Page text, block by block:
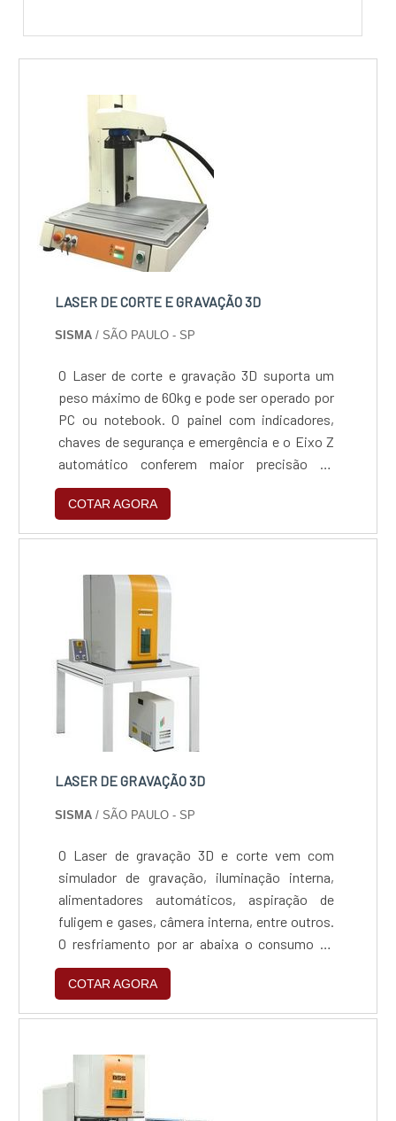
LASER DE CORTE E GRAVAÇÃO 3D
SISMA/ SÃO PAULO - SP
O Laser de corte e gravação 3D suporta um
peso máximo de 60kg e pode ser operado por
PC ou notebook. O painel com indicadores,
chaves de segurança e emergência e o Eixo Z
automático conferem maior precisão de
execução do processo.O Laser de corte e
gravação 3D vem com acessórios dedicado
como 4ª eixo, aspiração de fuligem e gases,
mesmo orçamento para o Laser de corte e
gravação 3D acessando o...
COTAR AGORA
LASER DE GRAVAÇÃO 3D
SISMA/ SÃO PAULO - SP
O Laser de gravação 3D e corte vem com
simulador de gravação, iluminação interna,
alimentadores automáticos, aspiração de
fuligem e gases, câmera interna, entre outros.
O resfriamento por ar abaixa o consumo de
energia do Laser de gravação 3D.
Equipamento fechado, com cabine de
segurança e posicionamento eletrônico da
gravações em 3D.O Laser de gravação 3D
apresenta variação de 10, 20, 40 ou 50 Wat...
COTAR AGORA